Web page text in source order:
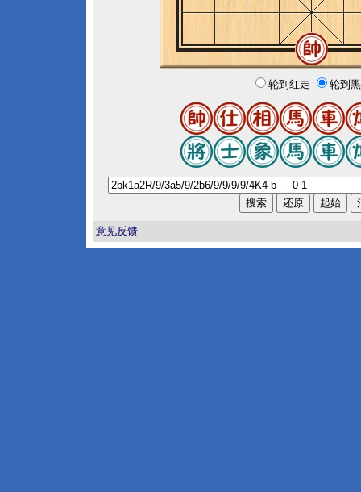
轮到红走 轮到
意见反馈